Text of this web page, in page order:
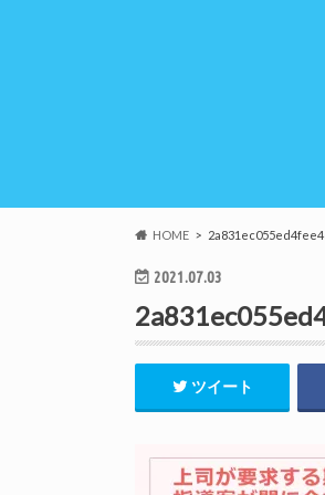
HOME
2021.07.03
ツイート